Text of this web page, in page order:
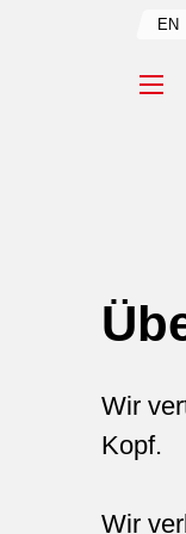
EN
Wir
Kopf.
Wir